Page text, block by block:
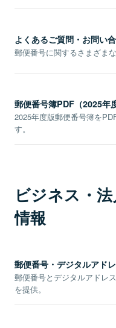
よくあるご質問・お問い
郵便番号に関するさまざま
郵便番号簿PDF（2025年
2025年度版郵便番号簿を
す。
ビジネス・
情報
郵便番号・デジタルアド
郵便番号とデジタルアドレ
を提供。